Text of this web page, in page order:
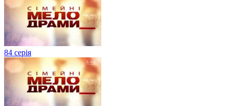
84 серія